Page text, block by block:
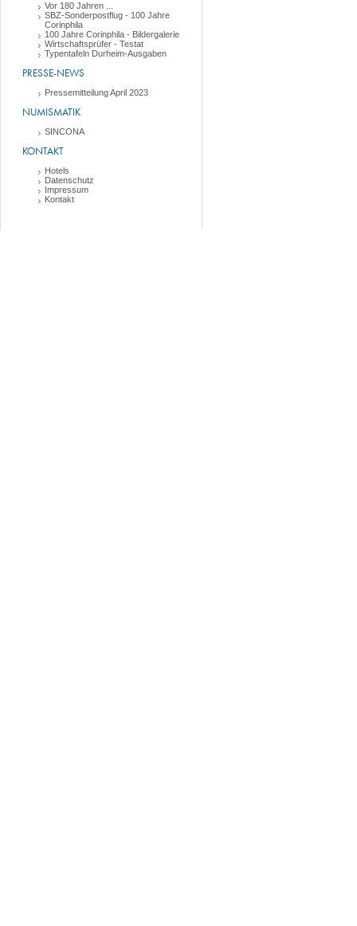
Vor 180 Jahren ...
SBZ-Sonderpostflug - 100 Jahre
Corinphila
100 Jahre Corinphila - Bildergalerie
Wirtschaftsprüfer - Testat
Typentafeln Durheim-Ausgaben
PRESSE-NEWS
Pressemitteilung April 2023
NUMISMATIK
SINCONA
KONTAKT
Hotels
Datenschutz
Impressum
Kontakt